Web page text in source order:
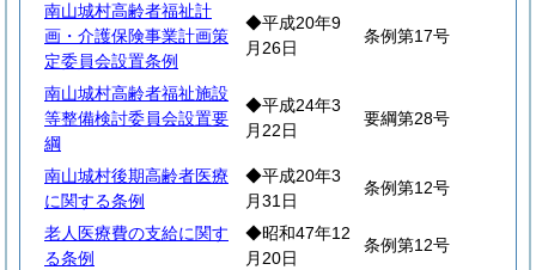
南山城村高齢者福祉計
画・介護保険事業計画策
定委員会設置条例
◆平成20年9
月26日
条例第17号
南山城村高齢者福祉施設
等整備検討委員会設置要
綱
◆平成24年3
月22日
要綱第28号
南山城村後期高齢者医療
に関する条例
◆平成20年3
月31日
条例第12号
老人医療費の支給に関す
る条例
◆昭和47年12
月20日
条例第12号